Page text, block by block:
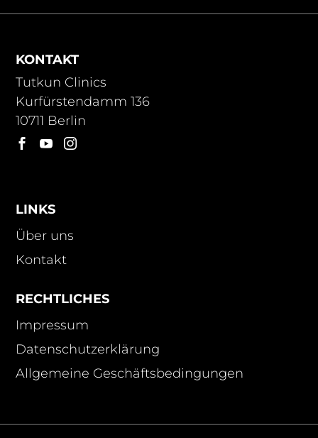
KONTAKT
Tutkun Clinics
Kurfürstendamm 136
10711 Berlin
  
LINKS
Über uns
Kontakt
RECHTLICHES
Impressum
Datenschutzerklärung
Allgemeine Geschäftsbedingungen